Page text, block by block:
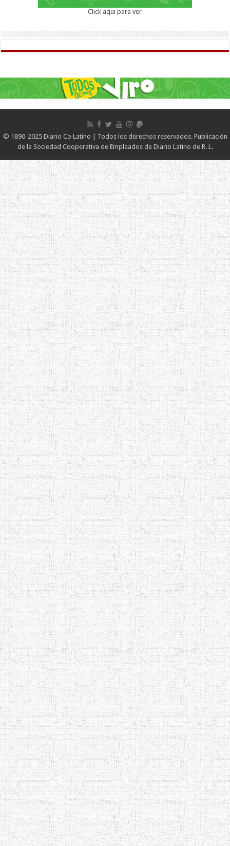
Click aqui para ver
© 1890-2025 Diario Co Latino | Todos los derechos reservados. Publicación
de la Sociedad Cooperativa de Empleados de Diario Latino de R. L.